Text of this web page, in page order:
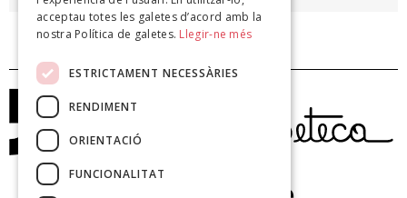
acceptau totes les galetes d’acord amb la
nostra Política de galetes. Llegir-ne més
ESTRICTAMENT NECESSÀRIES
RENDIMENT
ORIENTACIÓ
FUNCIONALITAT